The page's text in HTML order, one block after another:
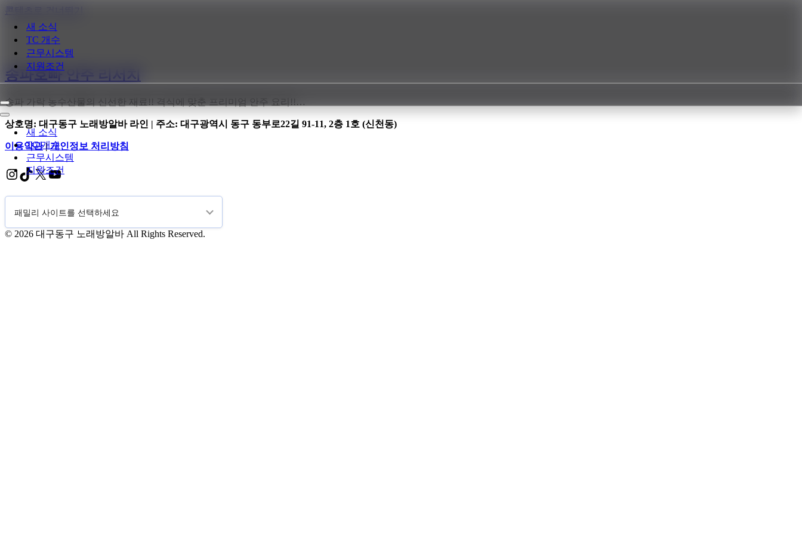
콘텐츠로 건너뛰기
새 소식
TC 개수
근무시스템
지원조건
내
비
게
션
뉴
내
비
게
이
메
새 소식
TC 개수
근무시스템
지원조건
송파호빠 안주 리서치
송파 가락 농수산물의 신선한 재료!! 격식에 맞춘 프리미엄 안주 요리!!…
상호명: 대구동구 노래방알바 라인 | 주소: 대구광역시 동구 동부로22길 91-11, 2층 1호 (신천동)
이용약관|개인정보 처리방침
Instagram
TikTok
X YouTube
© 2026 대구동구 노래방알바 All Rights Reserved.